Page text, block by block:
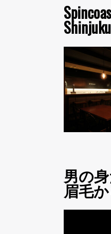
Shinjuku
男の
眉毛